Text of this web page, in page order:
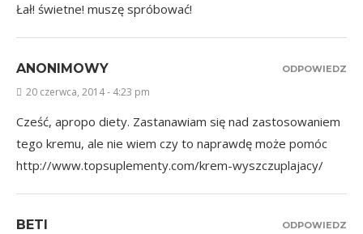
Łał! świetne! muszę spróbować!
ANONIMOWY
20 czerwca, 2014 - 4:23 pm
Cześć, apropo diety. Zastanawiam się nad zastosowaniem
tego kremu, ale nie wiem czy to naprawdę może pomóc
http://www.topsuplementy.com/krem-wyszczuplajacy/
ODPOWIEDZ
BETI ODPOWIEDZ